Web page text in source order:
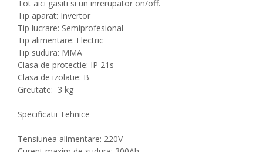
Tot aici gasiti si un inrerupator on/off.
Tip aparat: Invertor
Tip lucrare: Semiprofesional
Tip alimentare: Electric
Tip sudura: MMA
Clasa de protectie: IP 21s
Clasa de izolatie: B
Greutate: 3 kg
Specificatii Tehnice
Tensiunea alimentare: 220V